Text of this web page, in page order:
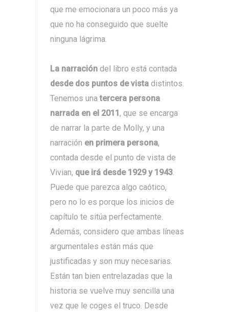
que me emocionara un poco más ya
que no ha conseguido que suelte
ninguna lágrima.
La narración del libro está contada
desde dos puntos de vista distintos.
Tenemos unatercera persona
narrada en el 2011, que se encarga
de narrar la parte de Molly, y una
narración en primera persona,
contada desde el punto de vista de
Vivian, que irá desde 1929 y 1943.
Puede que parezca algo caótico,
pero no lo es porque los inicios de
capítulo te sitúa perfectamente.
Además, considero que ambas líneas
argumentales están más que
justificadas y son muy necesarias.
Están tan bien entrelazadas que la
historia se vuelve muy sencilla una
vez que le coges el truco. Desde